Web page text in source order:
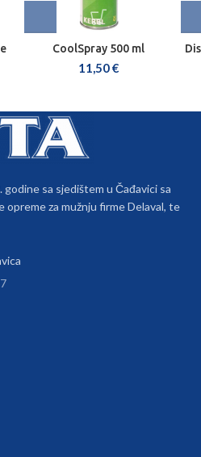
CoolSpray 500 ml
11,50€
sa sjedištem u Čađavici sa
za mužnju firme Delaval, te